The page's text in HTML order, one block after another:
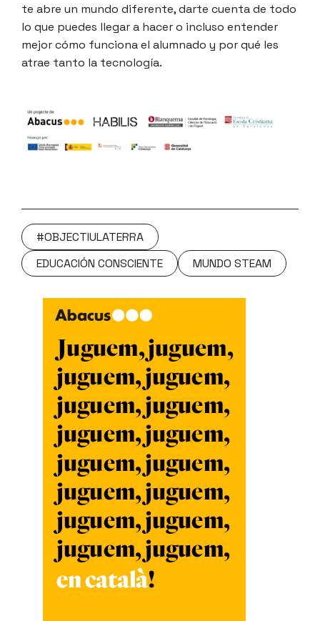
te abre un mundo diferente, darte cuenta de todo
lo que puedes llegar a hacer o incluso entender
mejor cómo funciona el alumnado y por qué les
atrae tanto la tecnología.
#OBJECTIULATERRA
EDUCACIÓN CONSCIENTE
MUNDO STEAM